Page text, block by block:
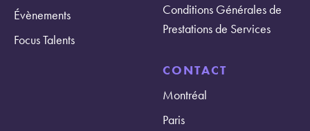
Évènements
Focus Talents
Conditions Générales de
Prestations de Services
CONTACT
Montréal
Paris